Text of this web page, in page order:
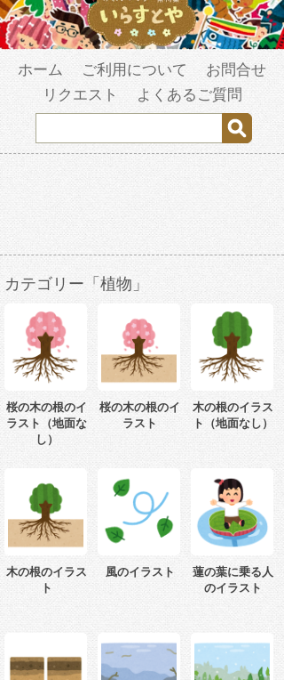
ホーム ご利用について
お問合せ
リクエスト
よくあるご質問
カテゴリー「植物」
桜の木の根のイ
ラスト（地面な
し）
桜の木の根のイ
ラスト
木の根のイラス
ト（地面なし）
木の根のイラス
ト
風のイラスト
蓮の葉に乗る人
のイラスト